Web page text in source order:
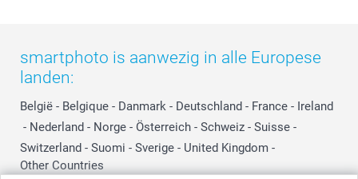
smartphoto is aanwezig in alle Europese
landen:
België - Belgique - Danmark - Deutschland - France - Ireland
- Nederland - Norge - Österreich - Schweiz - Suisse -
Switzerland - Suomi - Sverige - United Kingdom -
Other Countries